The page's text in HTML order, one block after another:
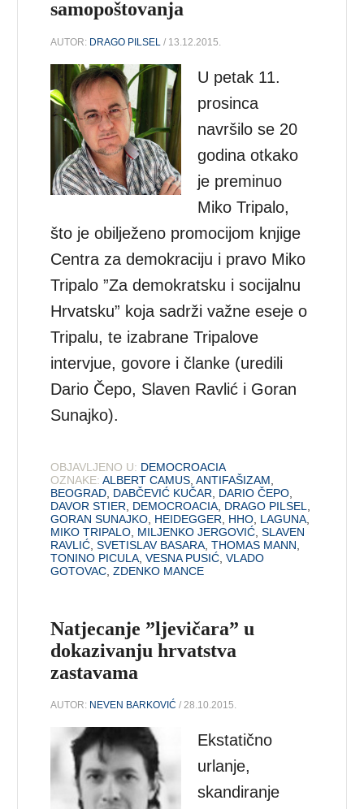
samopoštovanja
AUTOR: DRAGO PILSEL / 13.12.2015.
U petak 11.
prosinca
navršilo se 20
godina otkako
je preminuo
Miko Tripalo,
što je obilježeno promocijom knjige
Centra za demokraciju i pravo Miko
Tripalo ”Za demokratsku i socijalnu
Hrvatsku” koja sadrži važne eseje o
Tripalu, te izabrane Tripalove
intervjue, govore i članke (uredili
Dario Čepo, Slaven Ravlić i Goran
Sunajko).
OBJAVLJENO U: DEMOCROACIA
OZNAKE: ALBERT CAMUS ,ANTIFAŠIZAM
BEOGRAD DABČEVIĆ KUČAR DARIO ČEPO
DAVOR STIER
DEMOCROACIA DRAGO PILSEL
GORAN SUNAJKO HEIDEGGER HHO LAGUNA
MIKO TRIPALO MILJENKO JERGOVIĆ ,SLAVEN
RAVLIĆ ,SVETISLAV BASARA ,THOMAS MANN
TONINO PICULA ,VESNA PUSIĆ ,VLADO
GOTOVAC ,ZDENKO MANCE
Natjecanje ”ljevičara” u
dokazivanju hrvatstva
zastavama
AUTOR: NEVEN BARKOVIĆ / 28.10.2015.
Ekstatično
urlanje,
skandiranje